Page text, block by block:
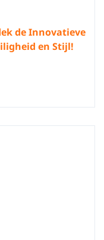
de Innovatieve
en Stijl!